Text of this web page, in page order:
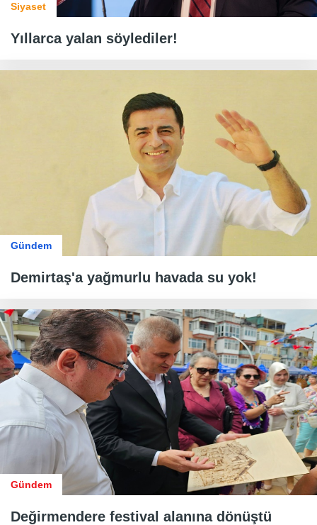
Siyaset
Yıllarca yalan söylediler!
Gündem
Demirtaş'a yağmurlu havada su yok!
Gündem
Değirmendere festival alanına dönüştü